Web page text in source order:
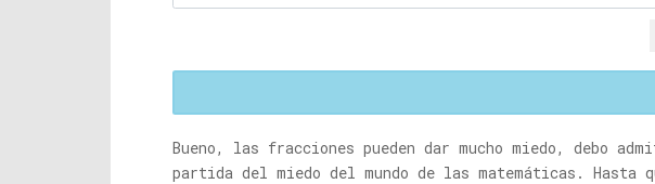
Bueno, las fracciones pueden dar mucho miedo, debo
partida del miedo del mundo de las matemáticas.